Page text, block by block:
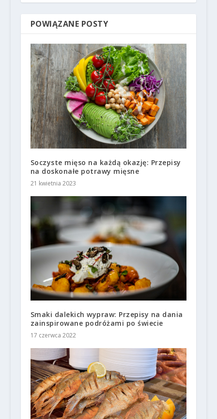
POWIĄZANE POSTY
Soczyste mięso na każdą okazję: Przepisy
na doskonałe potrawy mięsne
21 kwietnia 2023
Smaki dalekich wypraw: Przepisy na dania
zainspirowane podróżami po świecie
17 czerwca 2022